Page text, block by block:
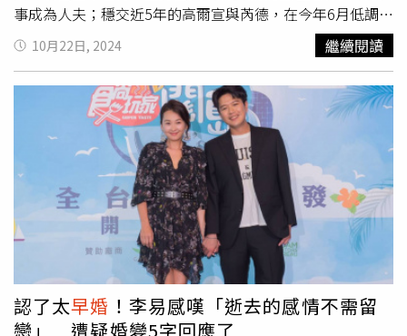
（圖／本刊攝影組）今年5月于成炘被本刊讀者直擊去戶政
事務所辦理結婚登記。（圖／讀者提供）
事成為人夫；穩交近5年的高爾宣與芮德，在今年6月低調完
成結婚登記，兩人過去因嘻哈團體「CHING G SQUAD」而
相識結緣，在2020年傳出緋聞，不過就算多次被媒體直擊
約會，高爾宣仍回應兩人「只是朋友」，直到2022年才大
方認愛。高爾宣曾經透露希望自己能在27、28歲結婚，如
今在26歲提前完婚，也算是在表定計畫中。目前懷孕近9個
月的芮德將於下月生產，想必到時高爾宣也會成為「女兒傻
瓜」。高爾宣（左起）、李權哲、顏佑庭在演藝圈中都是
的例子。（圖／翻攝自高爾宣、李權哲IG、顏佑庭臉書）
曾獲得金曲獎最佳專輯製作人獎的歌手李權哲，在去年年底
26歲時，與參加過《全明星運動會》的女星梁凱莉結婚，還
選在今年2月14日西洋情人節這天曬出寶寶超音波照公布懷
孕喜訊，並於5月底成為人父，很有個性的李權哲說自稱是
個很機掰的人，但認為梁凱莉用溫柔又不失主見的方式與他
相處，完全可以治他，而早婚早生的他原本也擔心過自己當
10月22日, 2024 繼續閱讀
認了太早婚 ！李易感嘆「逝去的感情不需留
戀」 遭疑婚變5字回應了